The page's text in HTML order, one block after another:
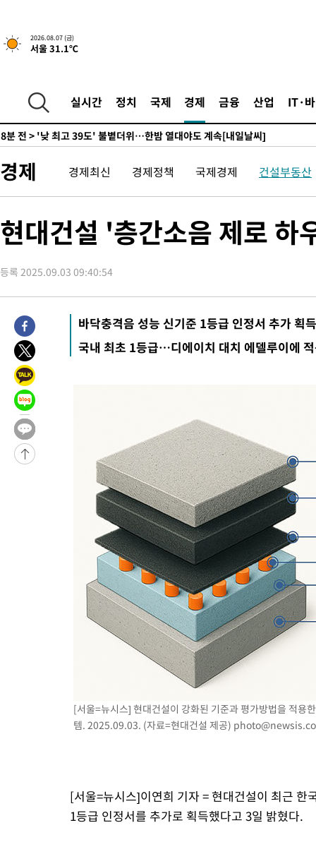
2026.08.07 (금)
서울 31.1℃
실시간 정치 국제 경제 금융 산업 IT·
-2490초 전 >[속보]합참 "北 발사체는 단거리탄도미사일…감시·경계태세
-74초 전 >[속보]합참 "북, 동해상으로 미상 발사체 발사"
8분 전 >'낮 최고 39도' 불볕더위…한밤 열대야도 계속[내일날씨]
9분 전 >[속보]7~9일 프로야구 3연전도 폭염 취소…11일 재개
15분 전 >
"韓 외환시장 개입 관측 배경엔 美의 대한국 무역적자 있어"
28분 전 > [속보]종합특검, 대검 추가 압수수색…내란 중요임무종사 혐의
1시간 전 >[속보]코스닥, 800p 회복…0.26% 오른 801.67 마감
1시간 전 > [속보]코스피, 301.88포인트(4.58%) 내린 6296.38 마감
3시간 전 >
손흥민, 5경기 연속골 실패…LAFC는 승부차기 끝 과달라하라 격파
5시간 전 >
내일까지 39도 '펄펄'…기상청 "태풍 지나며 폭염 잠시 꺾인다"
-20000초 전 >
-19436초 전 >
-18229초 전 >
-16914초 전 >
경찰, '홍명보는 2순위' 결론냈던 스포츠윤리센터도 압수수색
-2510초 전 >
[속보]합참 "北 발사체는 단거리탄도미사일…감시·경계태세
-2258초 전 >
日방위성, 北이 동해로 쏜 발사체는 탄도미사일 가능성
[속보] SKT, 에이닷 서비스 장애 발생…"원인 파악 중"
[속보]합참 "북, 동해상으로 미상 발사체 발사"
'낮 최고 39도' 불볕더위…한밤 열대야도 계속[내일날씨]
[속보]7~9일 프로야구 3연전도 폭염 취소…11일 재개
"韓 외환시장 개입 관측 배경엔 美의 대한국 무역적자 있어"
'월드컵 탈락 후폭풍' 축구협회…초유의 압수수색에 '충격·당황'
서울 낮 37.9도, 올여름 최고치 경신…영등포 순간 '40도'
[속보]종합특검, 대검 추가 압수수색…내란 중요임무종사 혐의
[속보]코스닥, 800p 회복…0.26% 오른 801.67 마감
[속보]코스피, 301.88포인트(4.58%) 내린 6296.38 마감
[속보]원·달러 환율, 0.7원 내린 1423.8원 마감
"여기 떨어졌다"…다누리, 스페이스X 로켓 달 충돌 흔적 포착
손흥민, 5경기 연속골 실패…LAFC는 승부차기 끝 과달라하라 격파
경제 경제최신 경제정책 국제경제 건설부동산
현대건설 '층간소음 제로 하
등록 2025.09.03 09:40:54
바닥충격음 성능 신기준 1등급 인정서 추가 획득
국내 최초 1등급…디에이치 대치 에델루이에
[서울=뉴시스] 현대건설이 강화된 기준과 평가방법을 적용
템. 2025.09.03. (자료=현대건설 제공)
[서울=뉴시스]이연희 기자 = 현대건설이 최근
1등급 인정서를 추가로 획득했다고 3일 밝혔다.